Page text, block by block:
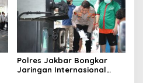
Polres Jakbar Bongkar
Jaringan Internasional